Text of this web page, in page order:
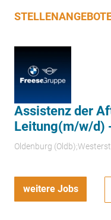
Assistenz der
Leitung(m/w/d)
Oldenburg
weitere Jobs